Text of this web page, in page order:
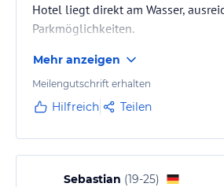
Hotel liegt direkt am Wasser,
Parkmöglichkeiten.
entsprechen einem gehobenen
Restaurant vor Ort, weitere
ind Laufdistanz.
Mehr anzeigen
Meilengutschrift erhalten
Hilfreich Teilen
Sebastian (19-25)